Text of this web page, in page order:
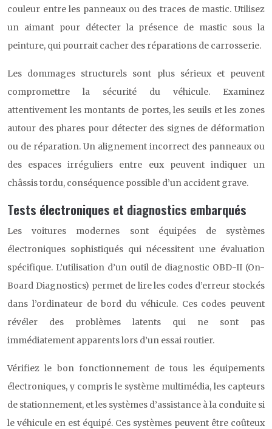
couleur entre les panneaux ou des traces de mastic. Utilisez
un aimant pour détecter la présence de mastic sous la
peinture, qui pourrait cacher des réparations de carrosserie.
Les dommages structurels sont plus sérieux et peuvent
compromettre la sécurité du véhicule. Examinez
attentivement les montants de portes, les seuils et les zones
autour des phares pour détecter des signes de déformation
ou de réparation. Un alignement incorrect des panneaux ou
des espaces irréguliers entre eux peuvent indiquer un
châssis tordu, conséquence possible d’un accident grave.
Tests électroniques et diagnostics embarqués
Les voitures modernes sont équipées de systèmes
électroniques sophistiqués qui nécessitent une évaluation
spécifique. L’utilisation d’un outil de diagnostic OBD-II (On-
Board Diagnostics) permet de lire les codes d’erreur stockés
dans l’ordinateur de bord du véhicule. Ces codes peuvent
révéler des problèmes latents qui ne sont pas
immédiatement apparents lors d’un essai routier.
Vérifiez le bon fonctionnement de tous les équipements
électroniques, y compris le système multimédia, les capteurs
de stationnement, et les systèmes d’assistance à la conduite si
le véhicule en est équipé. Ces systèmes peuvent être coûteux